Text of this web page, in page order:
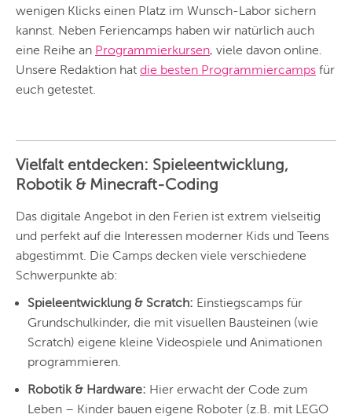
wenigen Klicks einen Platz im Wunsch-Labor sichern
kannst. Neben Feriencamps haben wir natürlich auch
eine Reihe an Programmierkursen, viele davon online.
Unsere Redaktion hat die besten Programmiercamps für
euch getestet.
Vielfalt entdecken: Spieleentwicklung,
Robotik & Minecraft-Coding
Das digitale Angebot in den Ferien ist extrem vielseitig
und perfekt auf die Interessen moderner Kids und Teens
abgestimmt. Die Camps decken viele verschiedene
Schwerpunkte ab:
Spieleentwicklung & Scratch: Einstiegscamps für
Grundschulkinder, die mit visuellen Bausteinen (wie
Scratch) eigene kleine Videospiele und Animationen
programmieren.
Robotik & Hardware: Hier erwacht der Code zum
Leben – Kinder bauen eigene Roboter (z.B. mit LEGO